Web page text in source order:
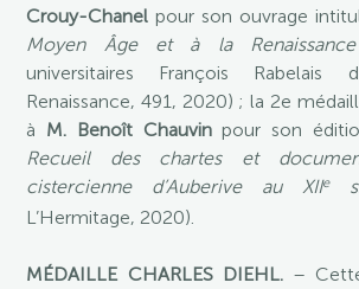
Crouy-Chanel pour son ouvrage
Moyen Âge et à la Renaissance
universitaires François
Renaissance, 491, 2020) ; la 2e
à M. Benoît Chauvinpour son
Recueil des chartes et
cistercienne d’Auberive au XIIe
L’Hermitage, 2020).
MÉDAILLE CHARLES DIEHL.–